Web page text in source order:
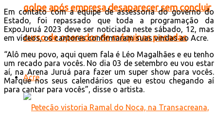
golpe após empresa desaparecer sem concluir
curso de operador de máquinas pesadas
Acre
Em contato com a equipe de assessoria do governo do
Estado, foi repassado que toda a programação da
ExpoJuruá 2023 deve ser noticiada neste sábado, 12, mas
em vídeos, os cantores confirmaram suas vindas ao Acre.
“Alô meu povo, aqui quem fala é Léo Magalhães e eu tenho
um recado para vocês. No dia 03 de setembro eu vou estar
aí, na Arena Juruá para fazer um super show para vocês.
Marque nos seus calendários que eu estou chegando aí
para cantar para vocês”, disse o artista.